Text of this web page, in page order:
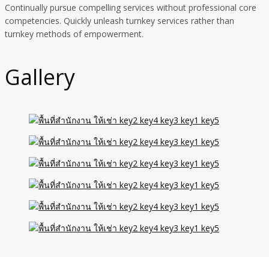
Continually pursue compelling services without professional core
competencies. Quickly unleash turnkey services rather than
turnkey methods of empowerment.
Gallery